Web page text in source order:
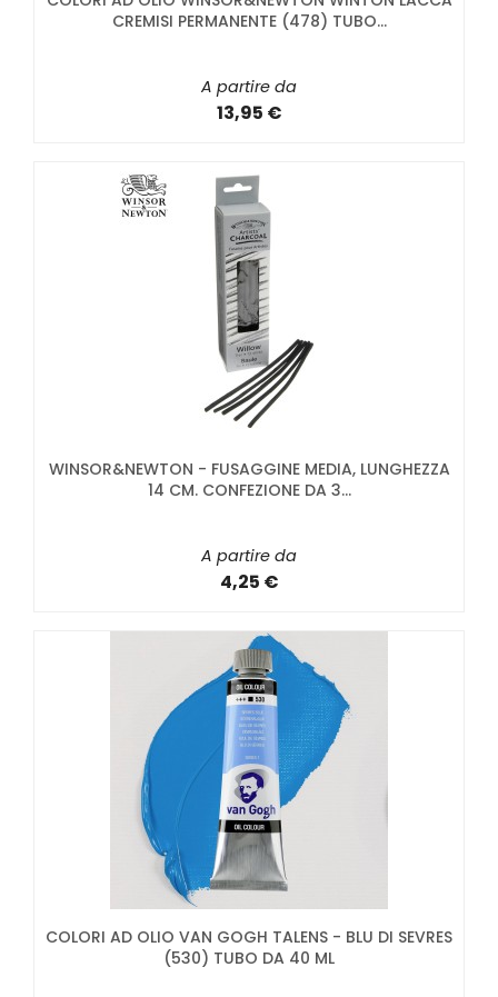
CREMISI PERMANENTE (478) TUBO...
A partire da
13,95 €
WINSOR&NEWTON - FUSAGGINE MEDIA, LUNGHEZZA
14 CM. CONFEZIONE DA 3...
A partire da
4,25 €
COLORI AD OLIO VAN GOGH TALENS - BLU DI SEVRES
(530) TUBO DA 40 ML